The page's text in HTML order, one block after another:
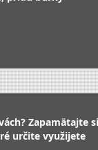
Zapamätajte
určite využijete